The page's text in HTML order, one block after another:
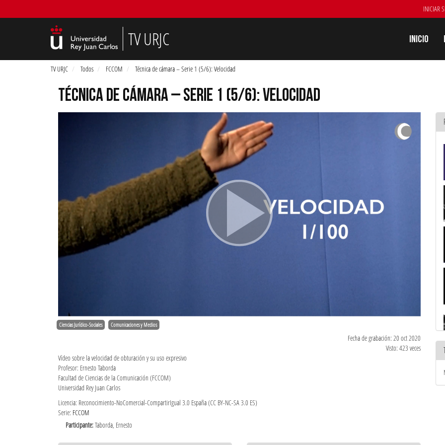
INICIAR
TV URJC Inicio
TV URJC Todos FCCOM Técnica de cámara – Serie 1 (5/6): Velocidad
TÉCNICA DE CÁMARA – SERIE 1 (5/6): VELOCIDAD
Ciencias Jurídico-Sociales Comunicaciones y Medios
Fecha de grabación: 20 oct 2020
Visto: 423 veces
Vídeo sobre la velocidad de obturación y su uso expresivo
Profesor: Ernesto Taborda
Facultad de Ciencias de la Comunicación (FCCOM)
Universidad Rey Juan Carlos
Licencia: Reconocimiento-NoComercial-CompartirIgual 3.0 España (CC BY-NC-SA 3.0 ES)
Serie: FCCOM
Participante:Taborda, Ernesto